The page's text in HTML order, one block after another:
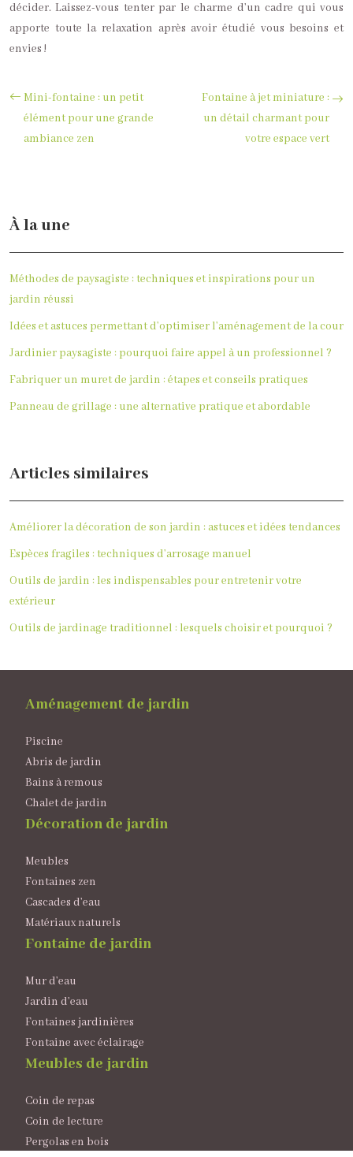
décider. Laissez-vous tenter par le charme d’un cadre qui vous
apporte toute la relaxation après avoir étudié vous besoins et
envies !
Mini-fontaine : un petit
élément pour une grande
ambiance zen
Fontaine à jet miniature :
un détail charmant pour
votre espace vert
À la une
Méthodes de paysagiste : techniques et inspirations pour un
jardin réussi
Idées et astuces permettant d’optimiser l’aménagement de la cour
Jardinier paysagiste : pourquoi faire appel à un professionnel ?
Fabriquer un muret de jardin : étapes et conseils pratiques
Panneau de grillage : une alternative pratique et abordable
Articles similaires
Améliorer la décoration de son jardin : astuces et idées tendances
Espèces fragiles : techniques d’arrosage manuel
Outils de jardin : les indispensables pour entretenir votre
extérieur
Outils de jardinage traditionnel : lesquels choisir et pourquoi ?
Aménagement de jardin
Piscine
Abris de jardin
Bains à remous
Chalet de jardin
Décoration de jardin
Meubles
Fontaines zen
Cascades d’eau
Matériaux naturels
Fontaine de jardin
Mur d’eau
Jardin d’eau
Fontaines jardinières
Fontaine avec éclairage
Meubles de jardin
Coin de repas
Coin de lecture
Pergolas en bois